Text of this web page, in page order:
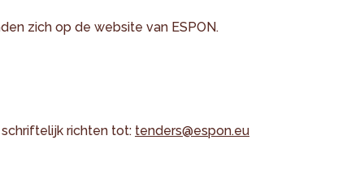
zich op de website van ESPON.
richten tot: tenders@espon.eu